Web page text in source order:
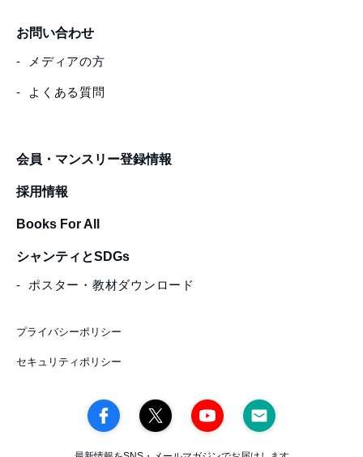
お問い合わせ
メディアの方
よくある質問
会員・マンスリー登録情報
採用情報
Books For All
シャンティとSDGs
ポスター・教材ダウンロード
プライバシーポリシー
セキュリティポリシー